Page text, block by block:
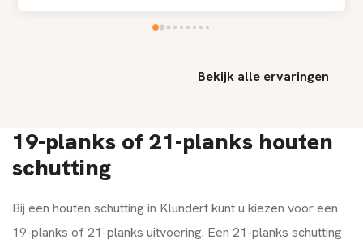
Bekijk alle ervaringen
19-planks of 21-planks houten
schutting
Bij een houten schutting in Klundert kunt u kiezen voor een
19-planks of 21-planks uitvoering. Een 21-planks schutting